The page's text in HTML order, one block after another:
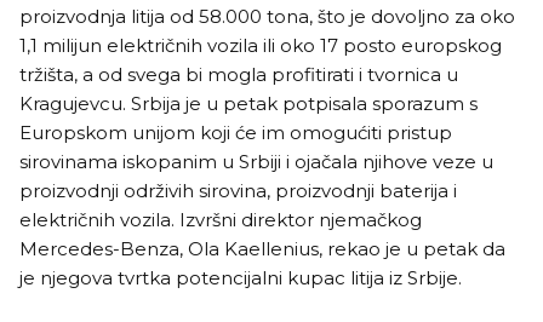
proizvodnja litija od 58.000 tona, što je dovoljno za oko
1,1 milijun električnih vozila ili oko 17 posto europskog
tržišta, a od svega bi mogla profitirati i tvornica u
Kragujevcu. Srbija je u petak potpisala sporazum s
Europskom unijom koji će im omogućiti pristup
sirovinama iskopanim u Srbiji i ojačala njihove veze u
proizvodnji održivih sirovina, proizvodnji baterija i
električnih vozila. Izvršni direktor njemačkog
Mercedes-Benza, Ola Kaellenius, rekao je u petak da
je njegova tvrtka potencijalni kupac litija iz Srbije.